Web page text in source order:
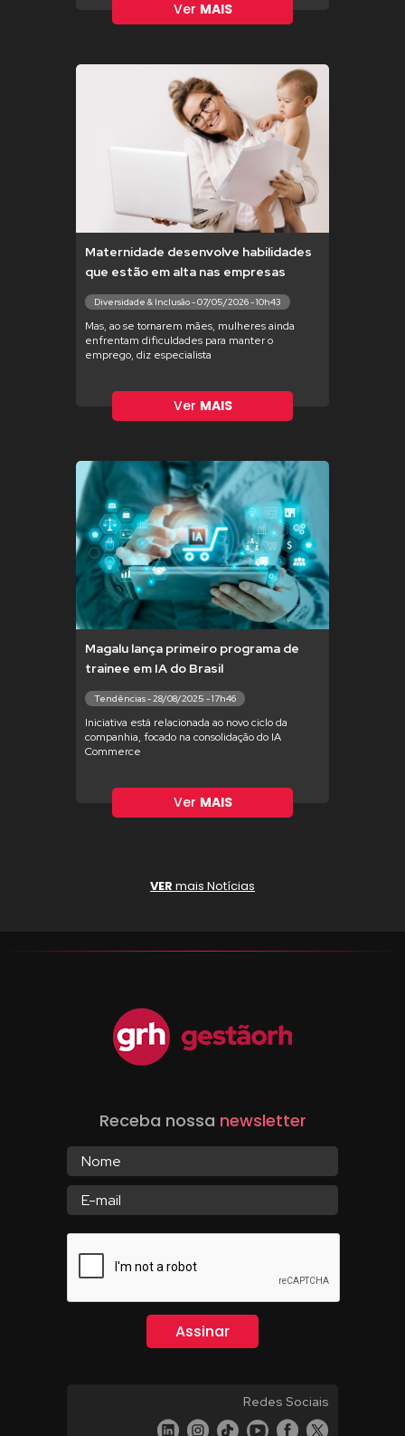
Ver MAIS
Maternidade desenvolve habilidades
que estão em alta nas empresas
Diversidade & Inclusão - 07/05/2026 - 10h43
Mas, ao se tornarem mães, mulheres ainda
enfrentam dificuldades para manter o
emprego, diz especialista
Ver MAIS
Magalu lança primeiro programa de
trainee em IA do Brasil
Tendências - 28/08/2025 - 17h46
Iniciativa está relacionada ao novo ciclo da
companhia, focado na consolidação do IA
Commerce
Ver MAIS
VER mais Notícias
Receba nossa newsletter
Redes Sociais